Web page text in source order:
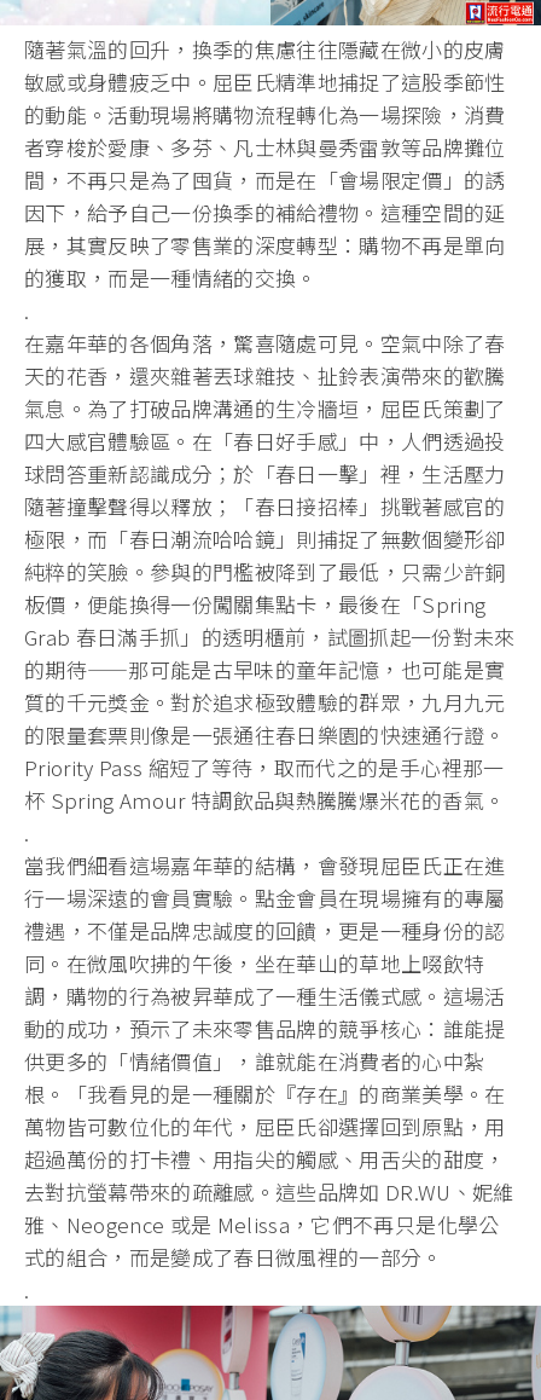
隨著氣溫的回升，換季的焦慮往往隱藏在微小的皮膚
敏感或身體疲乏中。屈臣氏精準地捕捉了這股季節性
的動能。活動現場將購物流程轉化為一場探險，消費
者穿梭於愛康、多芬、凡士林與曼秀雷敦等品牌攤位
間，不再只是為了囤貨，而是在「會場限定價」的誘
因下，給予自己一份換季的補給禮物。這種空間的延
展，其實反映了零售業的深度轉型：購物不再是單向
的獲取，而是一種情緒的交換。
.
在嘉年華的各個角落，驚喜隨處可見。空氣中除了春
天的花香，還夾雜著丟球雜技、扯鈴表演帶來的歡騰
氣息。為了打破品牌溝通的生冷牆垣，屈臣氏策劃了
四大感官體驗區。在「春日好手感」中，人們透過投
球問答重新認識成分；於「春日一擊」裡，生活壓力
隨著撞擊聲得以釋放；「春日接招棒」挑戰著感官的
極限，而「春日潮流哈哈鏡」則捕捉了無數個變形卻
純粹的笑臉。參與的門檻被降到了最低，只需少許銅
板價，便能換得一份闖關集點卡，最後在「Spring
Grab 春日滿手抓」的透明櫃前，試圖抓起一份對未來
的期待——那可能是古早味的童年記憶，也可能是實
質的千元獎金。對於追求極致體驗的群眾，九月九元
的限量套票則像是一張通往春日樂園的快速通行證。
Priority Pass 縮短了等待，取而代之的是手心裡那一
杯 Spring Amour 特調飲品與熱騰騰爆米花的香氣。
.
當我們細看這場嘉年華的結構，會發現屈臣氏正在進
行一場深遠的會員實驗。點金會員在現場擁有的專屬
禮遇，不僅是品牌忠誠度的回饋，更是一種身份的認
同。在微風吹拂的午後，坐在華山的草地上啜飲特
調，購物的行為被昇華成了一種生活儀式感。這場活
動的成功，預示了未來零售品牌的競爭核心：誰能提
供更多的「情緒價值」，誰就能在消費者的心中紮
根。「我看見的是一種關於『存在』的商業美學。在
萬物皆可數位化的年代，屈臣氏卻選擇回到原點，用
超過萬份的打卡禮、用指尖的觸感、用舌尖的甜度，
去對抗螢幕帶來的疏離感。這些品牌如 DR.WU、妮維
雅、Neogence 或是 Melissa，它們不再只是化學公
式的組合，而是變成了春日微風裡的一部分。
.